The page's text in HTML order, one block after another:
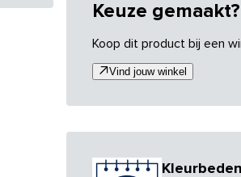
Keuze gemaakt?
Koop dit product bij een
Vind jouw winkel